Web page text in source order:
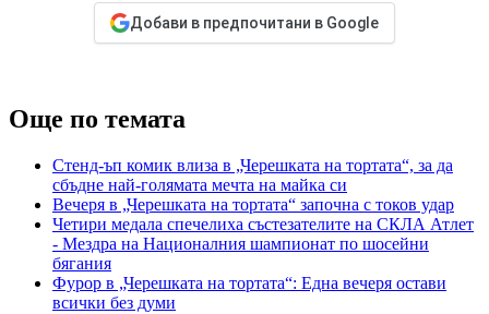
Добави в предпочитани в Google
Още по темата
Стенд-ъп комик влиза в „Черешката на тортата“, за да
сбъдне най-голямата мечта на майка си
Вечеря в „Черешката на тортата“ започна с токов удар
Четири медала спечелиха състезателите на СКЛА Атлет
- Мездра на Националния шампионат по шосейни
бягания
Фурор в „Черешката на тортата“: Една вечеря остави
всички без думи